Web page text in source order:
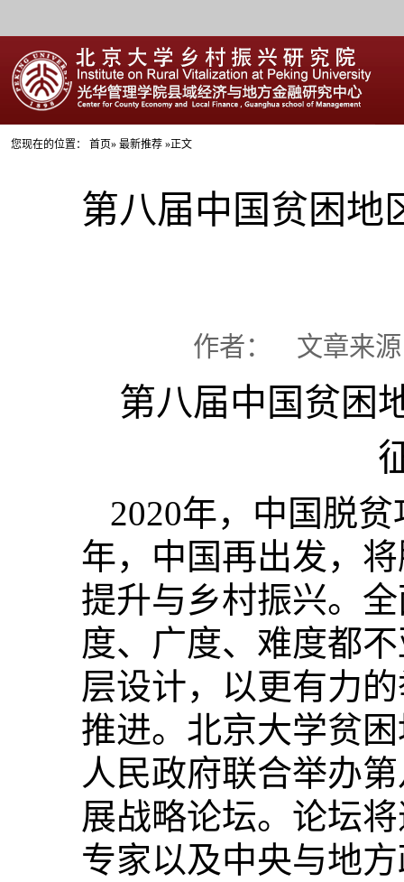
您现在的位置： 首页» 最新推荐 »正文
第八届中国贫困地
作者： 文章来
第八届中国贫困
2020年，中国脱
年，中国再出发，
提升与乡村振兴。
度、广度、难度都
层设计，以更有力
推进。北京大学贫
人民政府联合举办
展战略论坛。论坛
专家以及中央与地